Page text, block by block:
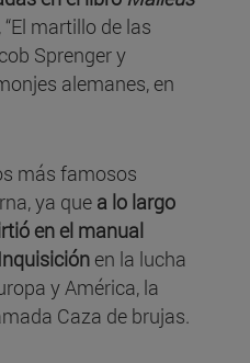
martillo de las
Sprenger y
alemanes, en
más famosos
ya que a lo largo
en el manual
en la lucha
y América, la
Caza de brujas.